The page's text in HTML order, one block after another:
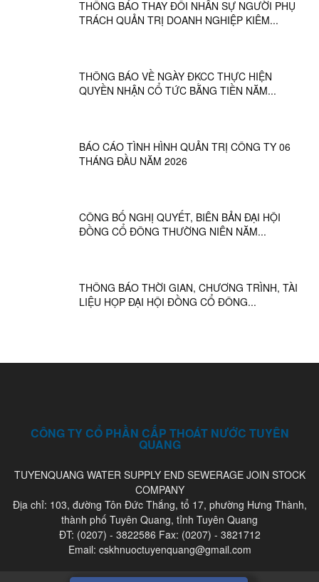
THÔNG BÁO THAY ĐỔI NHÂN SỰ NGƯỜI PHỤ
TRÁCH QUẢN TRỊ DOANH NGHIỆP KIÊM...
THÔNG BÁO VỀ NGÀY ĐKCC THỰC HIỆN
QUYỀN NHẬN CỔ TỨC BẰNG TIỀN NĂM...
BÁO CÁO TÌNH HÌNH QUẢN TRỊ CÔNG TY 06
THÁNG ĐẦU NĂM 2026
CÔNG BỐ NGHỊ QUYẾT, BIÊN BẢN ĐẠI HỘI
ĐỒNG CỔ ĐÔNG THƯỜNG NIÊN NĂM...
THÔNG BÁO THỜI GIAN, CHƯƠNG TRÌNH, TÀI
LIỆU HỌP ĐẠI HỘI ĐỒNG CỔ ĐÔNG...
CÔNG TY CỔ PHẦN CẤP THOÁT NƯỚC TUYÊN
QUANG
TUYENQUANG WATER SUPPLY END SEWERAGE JOIN STOCK
COMPANY
Địa chỉ: 103, đường Tôn Đức Thắng, tổ 17, phường Hưng Thành,
thành phố Tuyên Quang, tỉnh Tuyên Quang
ĐT: (0207) - 3822586 Fax: (0207) - 3821712
Email: cskhnuoctuyenquang@gmail.com